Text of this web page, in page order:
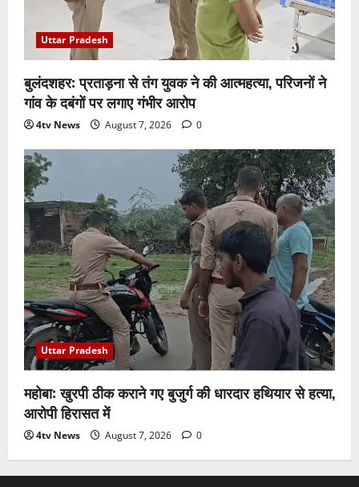
Uttar Pradesh
बुलंदशहर: प्रताड़ना से तंग युवक ने की आत्महत्या, परिजनों ने
गांव के दबंगों पर लगाए गंभीर आरोप
4tv News August 7, 2026 0
Uttar Pradesh
महोबा: खुरपी ठीक कराने गए बुजुर्ग की धारदार हथियार से हत्या,
आरोपी हिरासत में
4tv News August 7, 2026 0